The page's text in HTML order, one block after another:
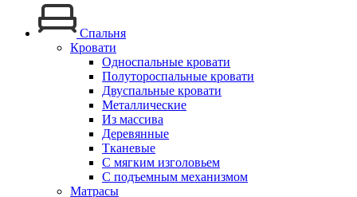
Спальня
Кровати
Односпальные кровати
Полутороспальные кровати
Двуспальные кровати
Металлические
Из массива
Деревянные
Тканевые
С мягким изголовьем
С подъемным механизмом
Матрасы